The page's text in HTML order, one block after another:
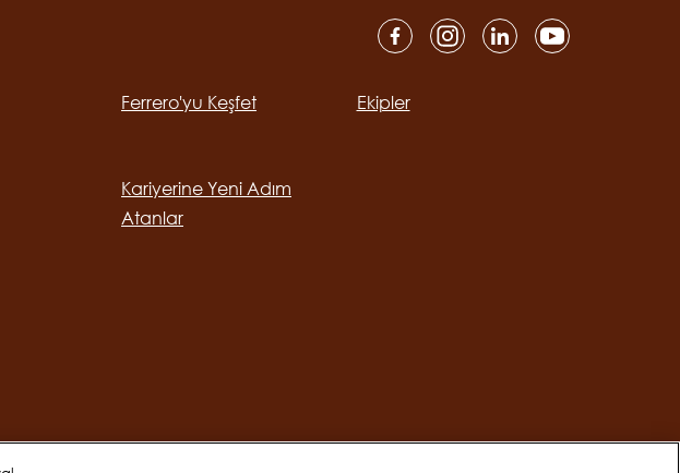
Ferrero'yu Keşfet Ekipler
Kariyerine Yeni Adım
Atanlar